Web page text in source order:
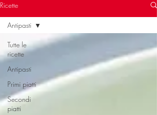
Ricette
Tutte le
ricette
Antipasti
Primi piatti
Secondi
piatti
Antipasti